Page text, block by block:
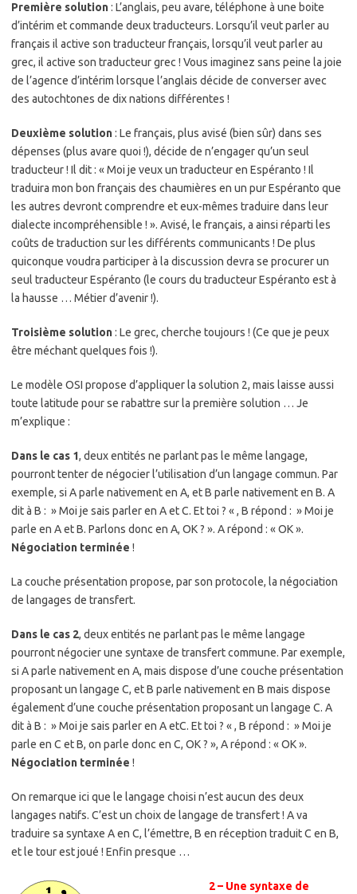
Première solution: L’anglais, peu avare, téléphone à une boite
d’intérim et commande deux traducteurs. Lorsqu’il veut parler au
français il active son traducteur français, lorsqu’il veut parler au
grec, il active son traducteur grec ! Vous imaginez sans peine la joie
de l’agence d’intérim lorsque l’anglais décide de converser avec
des autochtones de dix nations différentes !
Deuxième solution: Le français, plus avisé (bien sûr) dans ses
dépenses (plus avare quoi !), décide de n’engager qu’un seul
traducteur ! Il dit : « Moi je veux un traducteur en Espéranto ! Il
traduira mon bon français des chaumières en un pur Espéranto que
les autres devront comprendre et eux-mêmes traduire dans leur
dialecte incompréhensible ! ». Avisé, le français, a ainsi réparti les
coûts de traduction sur les différents communicants ! De plus
quiconque voudra participer à la discussion devra se procurer un
seul traducteur Espéranto (le cours du traducteur Espéranto est à
la hausse … Métier d’avenir !).
Troisième solution: Le grec, cherche toujours ! (Ce que je peux
être méchant quelques fois !).
Le modèle OSI propose d’appliquer la solution 2, mais laisse aussi
toute latitude pour se rabattre sur la première solution … Je
m’explique :
Dans le cas 1, deux entités ne parlant pas le même langage,
pourront tenter de négocier l’utilisation d’un langage commun. Par
exemple, si A parle nativement en A, et B parle nativement en B. A
dit à B : » Moi je sais parler en A et C. Et toi ? « , B répond : » Moi je
parle en A et B. Parlons donc en A, OK ? ». A répond : « OK ».
Négociation terminée !
La couche présentation propose, par son protocole, la négociation
de langages de transfert.
Dans le cas 2, deux entités ne parlant pas le même langage
pourront négocier une syntaxe de transfert commune. Par exemple,
si A parle nativement en A, mais dispose d’une couche présentation
proposant un langage C, et B parle nativement en B mais dispose
également d’une couche présentation proposant un langage C. A
dit à B : » Moi je sais parler en A etC. Et toi ? « , B répond : » Moi je
parle en C et B, on parle donc en C, OK ? », A répond : « OK ».
Négociation terminée !
On remarque ici que le langage choisi n’est aucun des deux
langages natifs. C’est un choix de langage de transfert ! A va
traduire sa syntaxe A en C, l’émettre, B en réception traduit C en B,
et le tour est joué ! Enfin presque …
2 – Une syntaxe de